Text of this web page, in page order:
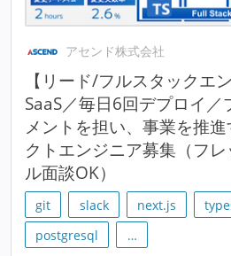
アセンド株式会社
【リード/フルスタックエ
SaaS／毎日6回デプロイ
メントを担い、事業を推
クトエンジニア募集（フ
ル面談OK）
git slack next.js
postgresql
…